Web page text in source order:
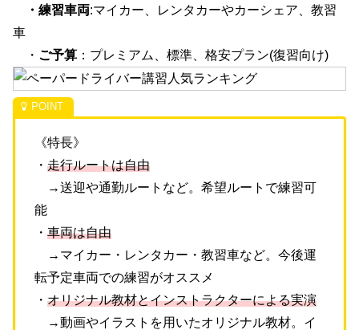
・練習車両:マイカー、レンタカーやカーシェア、教習
車
・ ご予算 ：プレミアム、標準、格安プラン(復習向け)
《特長》
・ 走行ルートは自由
→送迎や通勤ルートなど。希望ルートで練習可
能
・ 車両は自由
→マイカー・レンタカー・教習車など。今後運
転予定車両での練習がオススメ
・ オリジナル教材とインストラクターによる実演
→動画やイラストを用いたオリジナル教材。イ